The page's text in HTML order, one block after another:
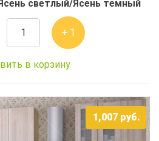
светлый/Ясень темный
+ 1
в корзину
1,007 руб.